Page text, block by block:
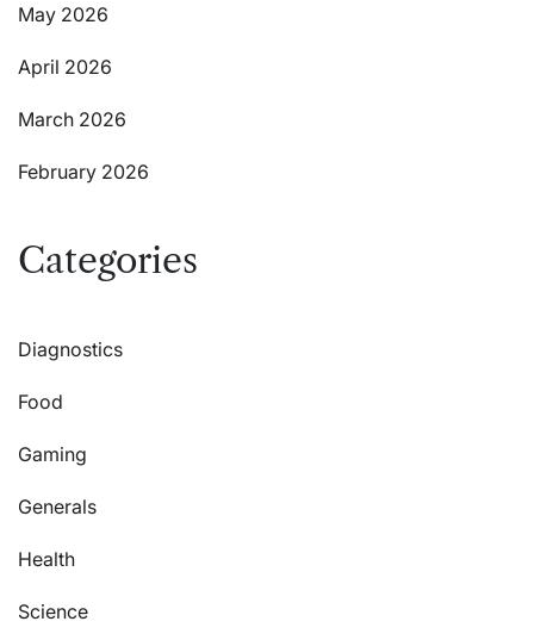
May 2026
April 2026
March 2026
February 2026
Categories
Diagnostics
Food
Gaming
Generals
Health
Science